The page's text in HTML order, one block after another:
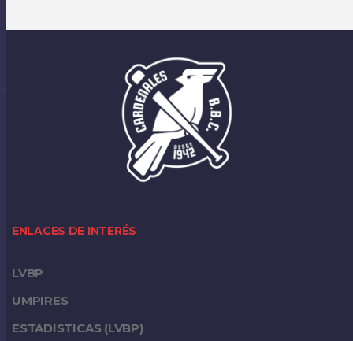
ENLACES DE INTERÉS
LVBP
UMPIRES
ESTADISTICAS (LVBP)